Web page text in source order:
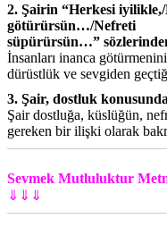
2. Şairin “Herkesi
götürürsün…/Nefreti
süpürürsün…”
İnsanları inanca
dürüstlük ve sevgiden
3. Şair, dostluk konusunda
Şair dostluğa, küslüğün,
gereken bir ilişki olarak
Sevmek Mutluluktur
⇓⇓⇓